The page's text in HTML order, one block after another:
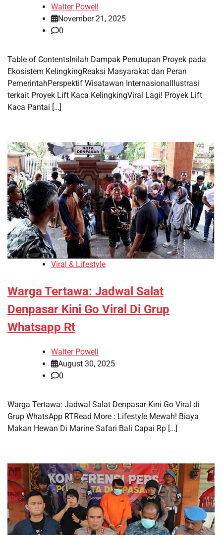
Walter Powell
November 21, 2025
0
Table of ContentsInilah Dampak Penutupan Proyek pada
Ekosistem KelingkingReaksi Masyarakat dan Peran
PemerintahPerspektif Wisatawan InternasionalIlustrasi
terkait Proyek Lift Kaca KelingkingViral Lagi! Proyek Lift
Kaca Pantai […]
Viral & Lifestyle
Warga Tertawa: Jadwal Salat
Denpasar Kini Go Viral Di Grup
Whatsapp Rt
Walter Powell
August 30, 2025
0
Warga Tertawa: Jadwal Salat Denpasar Kini Go Viral di
Grup WhatsApp RTRead More : Lifestyle Mewah! Biaya
Makan Hewan Di Marine Safari Bali Capai Rp […]